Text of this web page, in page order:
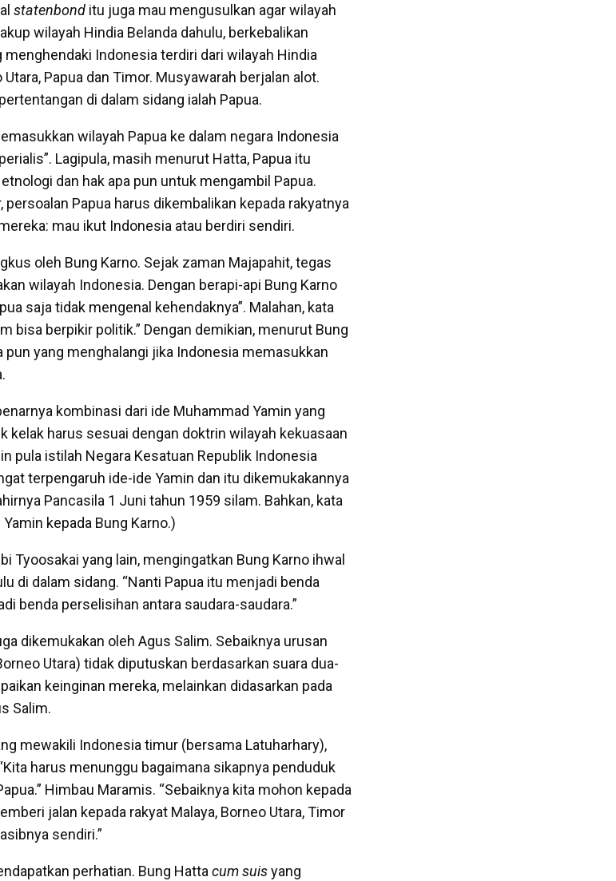
statenbond itu juga mau mengusulkan agar wilayah
wilayah Hindia Belanda dahulu, berkebalikan
Indonesia terdiri dari wilayah Hindia
Papua dan Timor. Musyawarah berjalan alot.
di dalam sidang ialah Papua.
wilayah Papua ke dalam negara Indonesia
Lagipula, masih menurut Hatta, Papua itu
dan hak apa pun untuk mengambil Papua.
persoalan Papua harus dikembalikan kepada rakyatnya
mau ikut Indonesia atau berdiri sendiri.
oleh Bung Karno. Sejak zaman Majapahit, tegas
wilayah Indonesia. Dengan berapi-api Bung Karno
saja tidak mengenal kehendaknya”. Malahan, kata
bisa berpikir politik.” Dengan demikian, menurut Bung
pun yang menghalangi jika Indonesia memasukkan
kombinasi dari ide Muhammad Yamin yang
kelak harus sesuai dengan doktrin wilayah kekuasaan
pula istilah Negara Kesatuan Republik Indonesia
terpengaruh ide-ide Yamin dan itu dikemukakannya
Pancasila 1 Juni tahun 1959 silam. Bahkan, kata
kepada Bung Karno.)
Tyoosakai yang lain, mengingatkan Bung Karno ihwal
di dalam sidang. “Nanti Papua itu menjadi benda
benda perselisihan antara saudara-saudara.”
dikemukakan oleh Agus Salim. Sebaiknya urusan
Utara) tidak diputuskan berdasarkan suara dua-
keinginan mereka, melainkan didasarkan pada
Salim.
mewakili Indonesia timur (bersama Latuharhary),
harus menunggu bagaimana sikapnya penduduk
Himbau Maramis. “Sebaiknya kita mohon kepada
jalan kepada rakyat Malaya, Borneo Utara, Timor
sendiri.”
perhatian. Bung Hatta cum suisyang